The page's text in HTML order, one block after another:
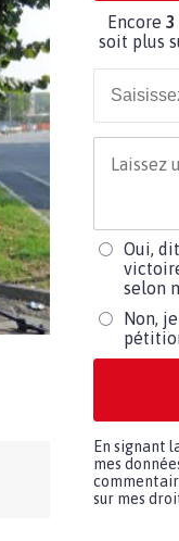
Encore 3
soit plus
Oui,
selon
Non,
En signant
mes
sur mes